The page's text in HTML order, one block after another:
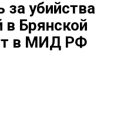
за убийства
Брянской
в МИД РФ